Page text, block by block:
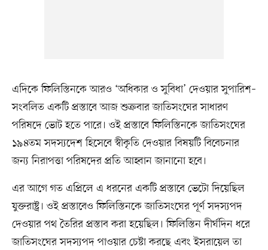
এদিকে ফিলিস্তিনকে আরও ‘অধিকার ও সুবিধা’ দেওয়ার সুপারিশ–
সংবলিত একটি প্রস্তাবে আজ শুক্রবার জাতিসংঘের সাধারণ
পরিষদে ভোট হতে পারে। ওই প্রস্তাবে ফিলিস্তিনকে জাতিসংঘের
১৯৪তম সদস্যদেশ হিসেবে স্বীকৃতি দেওয়ার বিষয়টি বিবেচনার
জন্য নিরাপত্তা পরিষদের প্রতি আহ্বান জানানো হবে।
এর আগে গত এপ্রিলে এ ধরনের একটি প্রস্তাবে ভেটো দিয়েছিল
যুক্তরাষ্ট্র। ওই প্রস্তাবেও ফিলিস্তিনকে জাতিসংঘের পূর্ণ সদস্যপদ
দেওয়ার পথ তৈরির প্রস্তাব করা হয়েছিল। ফিলিস্তিন দীর্ঘদিন ধরে
জাতিসংঘের সদস্যপদ পাওয়ার চেষ্টা করছে এবং ইসরায়েল তা